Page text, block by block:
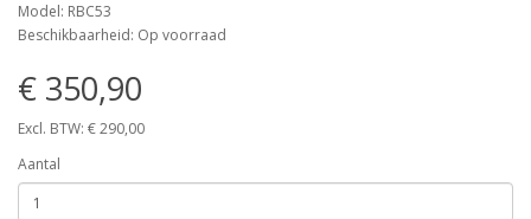
Model: RBC53
Beschikbaarheid: Op voorraad
€ 350,90
Excl. BTW: € 290,00
Aantal